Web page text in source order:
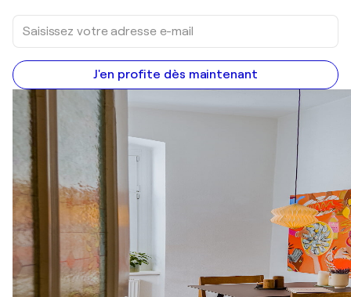
J'en profite dès maintenant